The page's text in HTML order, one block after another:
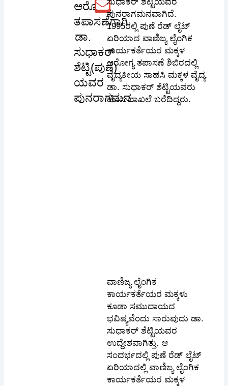
ಆರೋಗ್ಯ
ತಪಾಸಣೆಗಾಗಿ
ಡಾ.
ಸುಧಾಕರ್
ಶೆಟ್ಟಿ(ಪುಣೆ)
ಯವರ
ಪುನರಾಗಮನ.
ಪುನರಾಗಮನವಾಗಿದೆ.
1995ರಲ್ಲಿ ಪುಣೆ ರೆಡ್ ಲೈಟ್
ಏರಿಯಾದ ವಾಣಿಜ್ಯ ಲೈಂಗಿಕ
ಕಾರ್ಯಕರ್ತೆಯರ ಮಕ್ಕಳ
ಆರೋಗ್ಯ ತಪಾಸಣೆ ಶಿಬಿರದಲ್ಲಿ
ವೈದ್ಯಕೀಯ ಸಾಹಸಿ ಮಕ್ಕಳ ವೈದ್ಯ
ಡಾ. ಸುಧಾಕರ್ ಶೆಟ್ಟಿಯವರು
ಹೊಸ ದಾಖಲೆ ಬರೆದಿದ್ದರು.
ವಾಣಿಜ್ಯ ಲೈಂಗಿಕ
ಕಾರ್ಯಕರ್ತೆಯರ ಮಕ್ಕಳು
ಕೂಡಾ ಸಮುದಾಯದ
ಭವಿಷ್ಯವೆಂದು ಸಾರುವುದು ಡಾ.
ಸುಧಾಕರ್ ಶೆಟ್ಟಿಯವರ
ಉದ್ದೇಶವಾಗಿತ್ತು. ಆ
ಸಂದರ್ಭದಲ್ಲಿ ಪುಣೆ ರೆಡ್ ಲೈಟ್
ಏರಿಯಾದಲ್ಲಿ ವಾಣಿಜ್ಯ ಲೈಂಗಿಕ
ಕಾರ್ಯಕರ್ತೆಯರ ಮಕ್ಕಳ